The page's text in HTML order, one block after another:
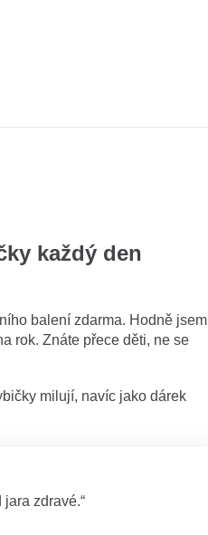
každý den
balení zdarma. Hodně jsem
rok. Znáte přece děti, ne se
milují, navíc jako dárek
zdravé.“